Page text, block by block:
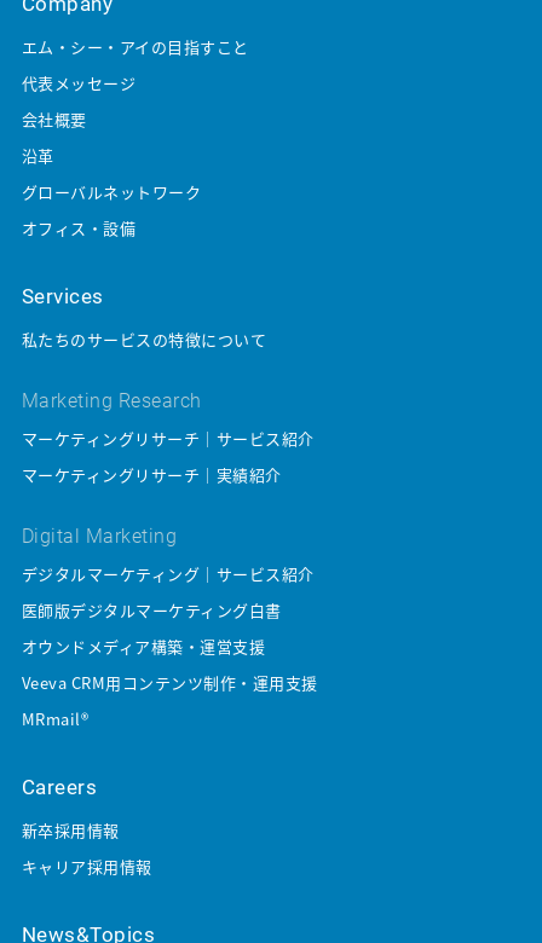
エム・シー・アイの目指すこと
代表メッセージ
会社概要
沿革
グローバルネットワーク
オフィス・設備
Services
私たちのサービスの特徴について
Marketing Research
マーケティングリサーチ｜サービス紹介
マーケティングリサーチ｜実績紹介
Digital Marketing
デジタルマーケティング｜サービス紹介
医師版デジタルマーケティング白書
オウンドメディア構築・運営支援
Veeva CRM用コンテンツ制作・運用支援
MRmail®
Careers
新卒採用情報
キャリア採用情報
News&Topics